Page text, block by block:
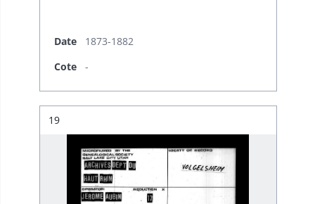
Date
1873-1882
Cote
-
Résultat n°
19